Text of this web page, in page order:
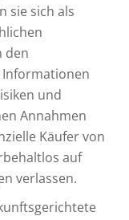
sie sich als
den
und
Annahmen
Käufer von
auf
verlassen.